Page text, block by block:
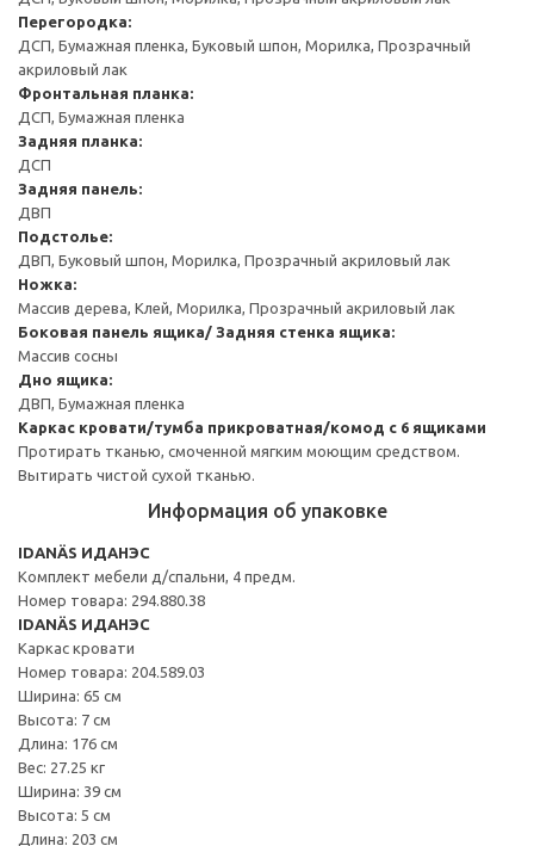
Перегородка:
ДСП, Бумажная пленка, Буковый шпон, Морилка, Прозрачный
акриловый лак
Фронтальная планка:
ДСП, Бумажная пленка
Задняя планка:
ДСП
Задняя панель:
ДВП
Подстолье:
ДВП, Буковый шпон, Морилка, Прозрачный акриловый лак
Ножка:
Массив дерева, Клей, Морилка, Прозрачный акриловый лак
Боковая панель ящика/ Задняя стенка ящика:
Массив сосны
Дно ящика:
ДВП, Бумажная пленка
Каркас кровати/тумба прикроватная/комод с 6 ящиками
Протирать тканью, смоченной мягким моющим средством.
Вытирать чистой сухой тканью.
Информация об упаковке
IDANÄS ИДАНЭС
Комплект мебели д/спальни, 4 предм.
Номер товара: 294.880.38
IDANÄS ИДАНЭС
Каркас кровати
Номер товара: 204.589.03
Ширина: 65 см
Высота: 7 см
Длина: 176 см
Вес: 27.25 кг
Ширина: 39 см
Высота: 5 см
Длина: 203 см